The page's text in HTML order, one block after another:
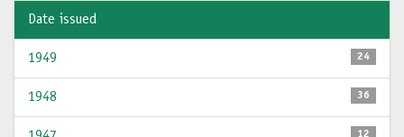
Date issued
24
1949
36
1948
12